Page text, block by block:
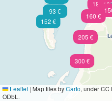
160 €
205 €
300 €
190 €
93 €
152 €
Leaflet | Map tiles byCarto, under CC
ODbL.